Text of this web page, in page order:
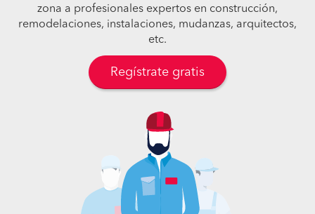
zona a profesionales expertos en construcción,
remodelaciones, instalaciones, mudanzas, arquitectos,
etc.
Regístrate gratis